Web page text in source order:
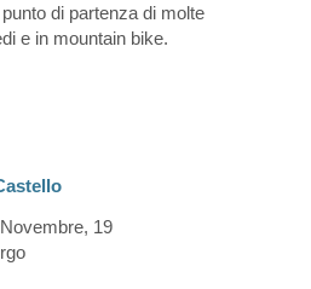
di partenza di molte
e in mountain bike.
19